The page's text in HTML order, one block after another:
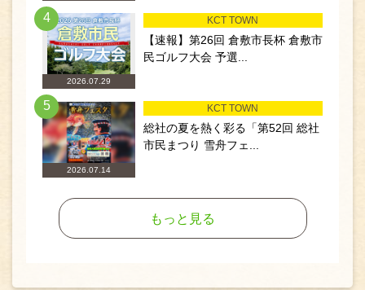
4
2026.07.29
KCT TOWN
【速報】第26回 倉敷市長杯 倉敷市
民ゴルフ大会 予選...
5
2026.07.14
KCT TOWN
総社の夏を熱く彩る「第52回 総社
市民まつり 雪舟フェ...
もっと見る